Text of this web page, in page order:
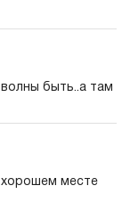
быть..а там
хорошем месте